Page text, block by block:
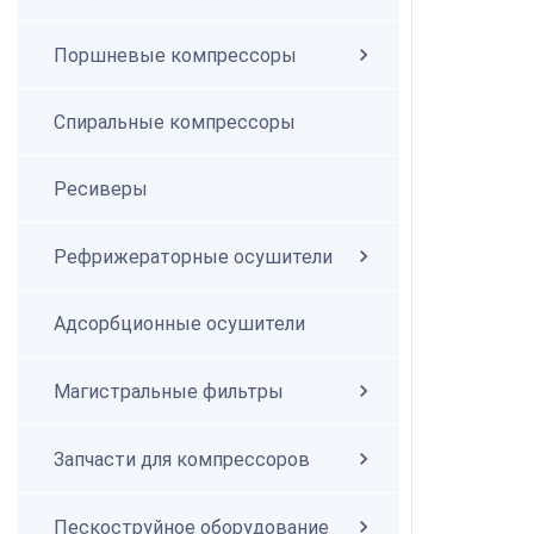
Спиральные компрессоры
Поршневые компрессоры
Спиральные компрессоры
Ресиверы
Рефрижераторные осушители
Адсорбционные осушители
Магистральные фильтры
Запчасти для компрессоров
Пескоструйное оборудование